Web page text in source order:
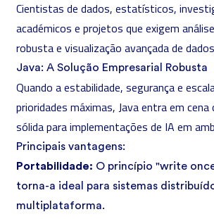
Cientistas de dados, estatísticos,
académicos e projetos que exigem
robusta e visualização avançada de
Java: A Solução Empresarial Robusta
Quando a estabilidade, segurança e
prioridades máximas, Javaentra em cena
sólida para implementações de IA em
Principais vantagens:
Portabilidade: O princípio "write
torna-a ideal para sistemas
multiplataforma.